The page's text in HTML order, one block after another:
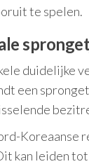
te spelen.
duidelijke
een
Koreaanse
kan leiden